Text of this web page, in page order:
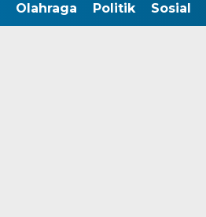
Olahraga Politik Sosial